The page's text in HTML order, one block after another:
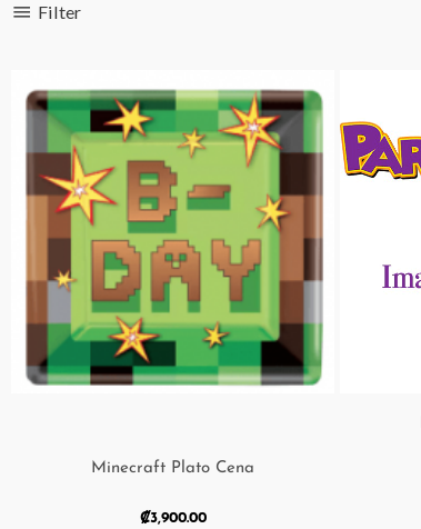
Filter
Minecraft Plato Cena
₡3,900.00